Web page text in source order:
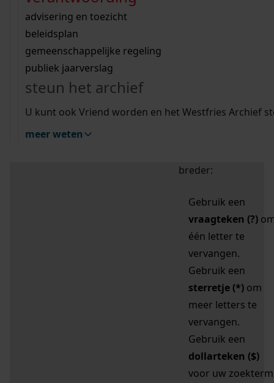
bouwvergunningen
omgevingsvergunningen
vergunningen
beeld en geluid
uitleg nodig?
Wij helpen u op weg met een aantal zoektips.
bekijk alle zoektips
Wij helpen u op weg met een aantal zoektips.
bekijk alle zoektips
bekijk ons geschiedenislokaal
advisering en toezicht
beleidsplan
gemeenschappelijke regeling
publiek jaarverslag
steun het archief
U kunt ook Vriend worden en het Westfries Archief
meer weten
zoektips
Mijn Studiezaal (inloggen)
uw zoekopdracht te
breder:
Gebruik een
vraagteken (?)
één letter te
vervangen.
Gebruik een
sterretje (*) om
meer letters te
vervangen.
Gebruik een
dollarteken ($)
voor uw zoekterm